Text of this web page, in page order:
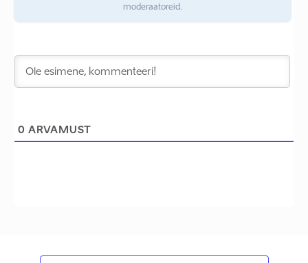
moderaatoreid.
0 ARVAMUST